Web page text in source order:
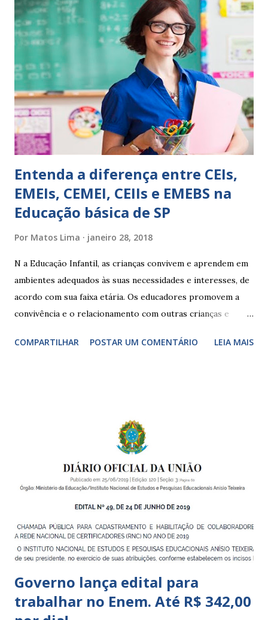
sempre as intervenções feitas para ações apresentadas,
isso ressalta trabalho. SUGESTÕES DE PALAVRAS E
EXPRESSÕES PARA USO EM RELATÓRIOS Você pensa Você
escreve O aluno não sabe O aluno não adquiriu os
conceitos, está em fase de aprendizado. Não tem limites
Apresenta dificuldades de auto-regulação, pois… É nervoso
Ainda não desenvolveu habilidades para convívio no
ambiente...
Entenda a diferença entre CEIs,
EMEIs, CEMEI, CEIIs e EMEBS na
Educação básica de SP
Por Matos Lima janeiro 28, 2018
N a Educação Infantil, as crianças convivem e aprendem em
ambientes adequados às suas necessidades e interesses, de
acordo com sua faixa etária. Os educadores promovem a
convivência e o relacionamento com outras crianças e
garantir o direito das crianças a uma educação integral e de
crianças de zero a 3 anos e 11 meses; – EMEIs - Escolas
Municipais de Educação Infantil, que atendem crianças de 4
a 5 anos e 11 meses; – CEMEI - Centro Municipal de
Educação Infantil, que recebe crianças de zero a 5 anos e 11
Indígena, e trabalham com cri...
COMPARTILHAR POSTAR UM COMENTÁRIO LEIA MAIS
Governo lança edital para
trabalhar no Enem. Até R$ 342,00